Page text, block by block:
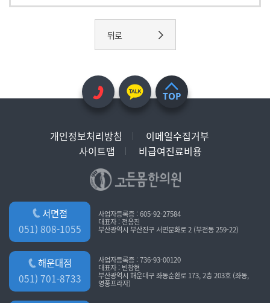
뒤로
TOP
개인정보처리방침
이메일수집거부
사이트맵
비급여진료비용
서면점
051) 808-1055
사업자등록증 : 605-92-27584
대표자 : 전응진
부산광역시 부산진구 서면문화로 2 (부전동 259-22)
해운대점
051) 701-8733
사업자등록증 : 736-93-00120
대표자 : 빈창현
부산광역시 해운대구 좌동순환로 173, 2층 203호 (좌동,
영풍프라자)